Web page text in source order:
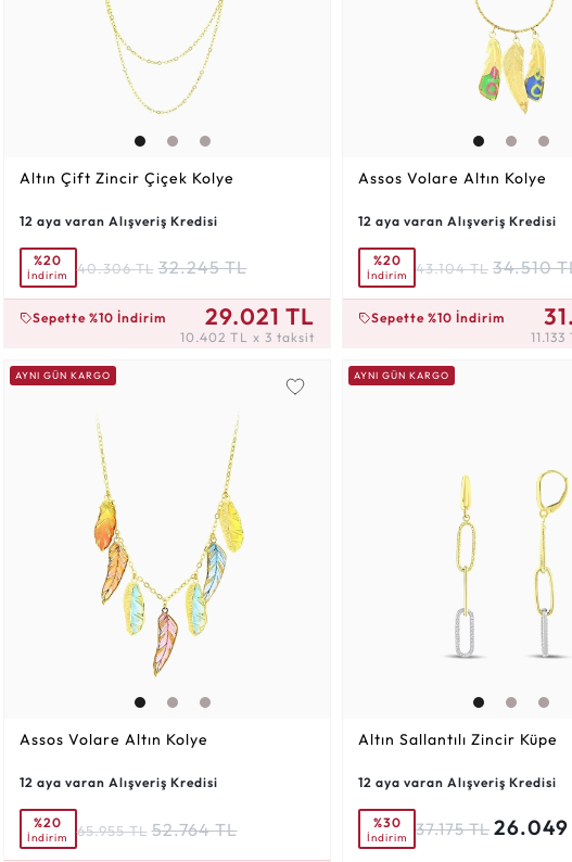
Altın Çift Zincir Çiçek Kolye
12 aya varan Alışveriş Kredisi
%20
İndirim 40.306 TL 32.245 TL
Sepette %10 İndirim 29.021 TL
10.402 TL x 3 taksit
10.402 TL x 3 taksit
Assos Volare Altın Kolye
12 aya varan Alışveriş Kredisi
%20
İndirim 43.104 TL 34.510
Sepette %10 İndirim
11.133 TL x 3 taksit
AYNI GÜN KARGO
Assos Volare Altın Kolye
12 aya varan Alışveriş Kredisi
%20
İndirim 65.955 TL 52.764 TL
AYNI GÜN KARGO
Altın Sallantılı Zincir Küpe
12 aya varan Alışveriş Kredisi
%30
İndirim 37.175 TL 26.049